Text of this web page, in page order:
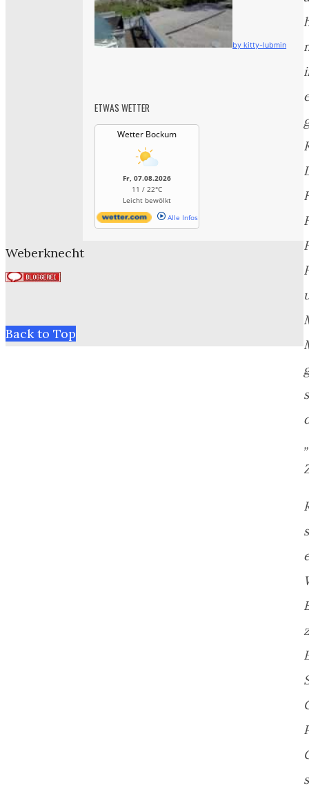
by kitty-lubmin
ETWAS WETTER
Wetter Bockum
Fr, 07.08.2026
11 / 22°C
Leicht bewölkt
Alle Infos
Weberknecht
Back to Top